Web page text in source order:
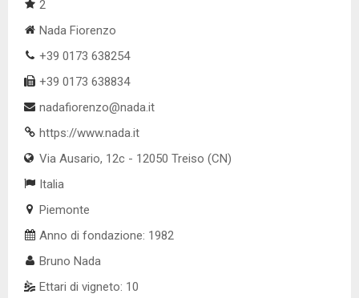
2
Nada Fiorenzo
+39 0173 638254
+39 0173 638834
nadafiorenzo@nada.it
https://www.nada.it
Via Ausario, 12c - 12050 Treiso (CN)
Italia
Piemonte
Anno di fondazione: 1982
Bruno Nada
Ettari di vigneto: 10